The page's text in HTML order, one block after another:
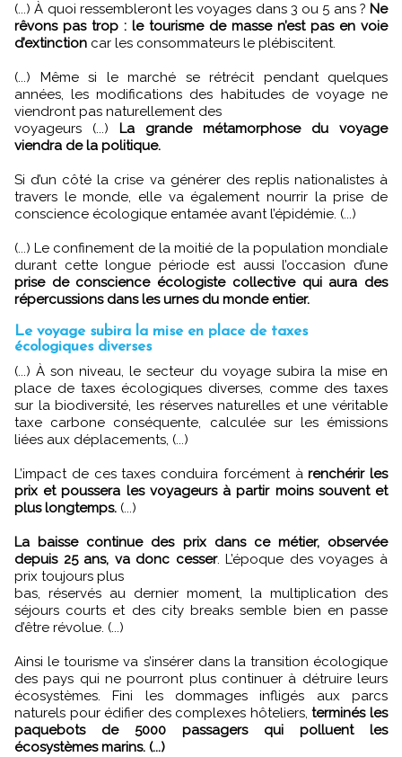
(...) À quoi ressembleront les voyages dans 3 ou 5 ans ? Ne
rêvons pas trop : le tourisme de masse n’est pas en voie
d’extinction car les consommateurs le plébiscitent.
(...) Même si le marché se rétrécit pendant quelques
années, les modifications des habitudes de voyage ne
viendront pas naturellement des
voyageurs (...) La grande métamorphose du voyage
viendra de la politique.
Si d’un côté la crise va générer des replis nationalistes à
travers le monde, elle va également nourrir la prise de
conscience écologique entamée avant l’épidémie. (...)
(...) Le confinement de la moitié de la population mondiale
durant cette longue période est aussi l’occasion d’une
prise de conscience écologiste collective qui aura des
répercussions dans les urnes du monde entier.
Le voyage subira la mise en place de taxes
écologiques diverses
(...) À son niveau, le secteur du voyage subira la mise en
place de taxes écologiques diverses, comme des taxes
sur la biodiversité, les réserves naturelles et une véritable
taxe carbone conséquente, calculée sur les émissions
liées aux déplacements, (...)
L’impact de ces taxes conduira forcément àrenchérir les
prix et poussera les voyageurs à partir moins souvent et
plus longtemps. (...)
La baisse continue des prix dans ce métier, observée
depuis 25 ans, va donc cesser. L’époque des voyages à
prix toujours plus
bas, réservés au dernier moment, la multiplication des
séjours courts et des city breaks semble bien en passe
d’être révolue. (...)
Ainsi le tourisme va s’insérer dans la transition écologique
des pays qui ne pourront plus continuer à détruire leurs
écosystèmes. Fini les dommages infligés aux parcs
naturels pour édifier des complexes hôteliers,terminés les
paquebots de 5000 passagers qui polluent les
écosystèmes marins. (...)